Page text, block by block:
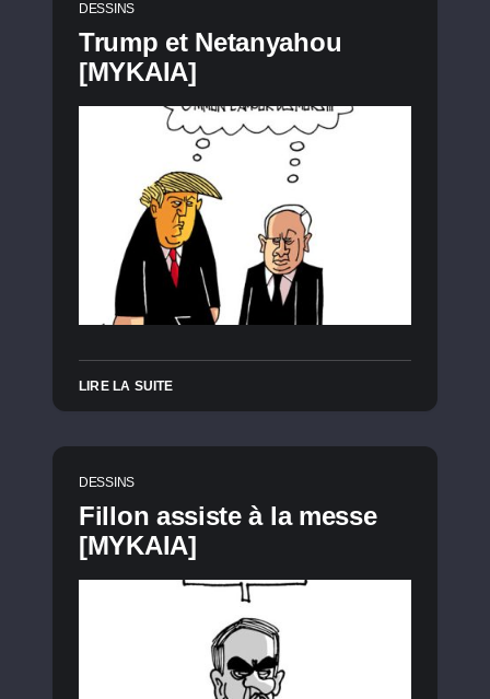
DESSINS
Trump et Netanyahou
[MYKAIA]
LIRE LA SUITE
DESSINS
Fillon assiste à la messe
[MYKAIA]